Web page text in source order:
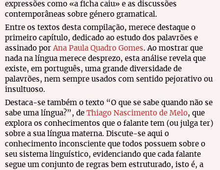
expressões como «a ficha caiu» e as discussões
contemporâneas sobre género gramatical.
Entre os textos desta compilação, merece destaque o
primeiro capítulo, dedicado ao estudo dos palavrões e
assinado porAna Paula Quadro Gomes. Ao mostrar que
nada na língua merece desprezo, esta análise revela que
existe, em português, uma grande diversidade de
palavrões, nem sempre usados com sentido pejorativo ou
insultuoso.
Destaca-se também o texto “O que se sabe quando não se
sabe uma língua?”, de Thiago Nascimento de Melo, que
explora os conhecimentos que o falante tem (ou julga ter)
sobre a sua língua materna. Discute-se aqui o
conhecimento inconsciente que todos possuem sobre o
seu sistema linguístico, evidenciando que cada falante
segue um conjunto de regras bem estruturado, isto é, a